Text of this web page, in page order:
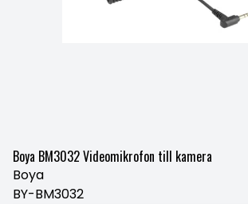
Boya BM3032 Videomikrofon till kamera
Boya
BY-BM3032